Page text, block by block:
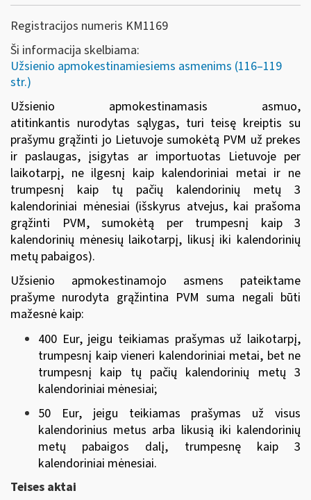
Registracijos numeris KM1169
Ši informacija skelbiama:
Užsienio apmokestinamiesiems asmenims (116–119
str.)
Užsienio apmokestinamasis asmuo,
atitinkantis nurodytas sąlygas, turi teisę kreiptis su
prašymu grąžinti jo Lietuvoje sumokėtą PVM už prekes
ir paslaugas, įsigytas ar importuotas Lietuvoje per
laikotarpį, ne ilgesnį kaip kalendoriniai metai ir ne
trumpesnį kaip tų pačių kalendorinių metų 3
kalendoriniai mėnesiai (išskyrus atvejus, kai prašoma
grąžinti PVM, sumokėtą per trumpesnį kaip 3
kalendorinių mėnesių laikotarpį, likusį iki kalendorinių
metų pabaigos).
Užsienio apmokestinamojo asmens pateiktame
prašyme nurodyta grąžintina PVM suma negali būti
mažesnė kaip:
400 Eur, jeigu teikiamas prašymas už laikotarpį,
trumpesnį kaip vieneri kalendoriniai metai, bet ne
trumpesnį kaip tų pačių kalendorinių metų 3
kalendoriniai mėnesiai;
50 Eur, jeigu teikiamas prašymas už visus
kalendorinius metus arba likusią iki kalendorinių
metų pabaigos dalį, trumpesnę kaip 3
kalendoriniai mėnesiai.
Teises aktai